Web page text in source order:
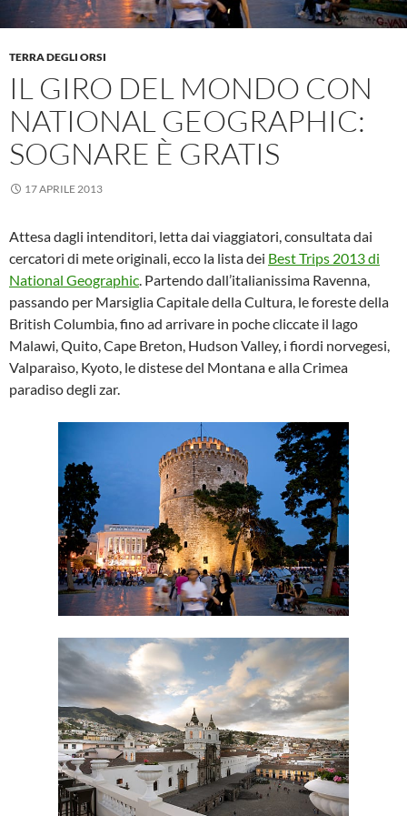
TERRA DEGLI ORSI
IL GIRO DEL MONDO CON
NATIONAL GEOGRAPHIC:
SOGNARE È GRATIS
17 APRILE 2013
Attesa dagli intenditori, letta dai viaggiatori, consultata dai
cercatori di mete originali, ecco la lista dei Best Trips 2013 di
National Geographic . Partendo dall’italianissima Ravenna,
passando per Marsiglia Capitale della Cultura, le foreste della
British Columbia, fino ad arrivare in poche cliccate il lago
Malawi, Quito, Cape Breton, Hudson Valley, i fiordi norvegesi,
Valparaìso, Kyoto, le distese del Montana e alla Crimea
paradiso degli zar.